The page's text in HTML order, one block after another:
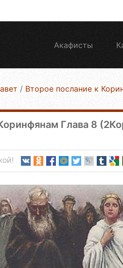
Акафисты
/ Второе послание к
Глава 8